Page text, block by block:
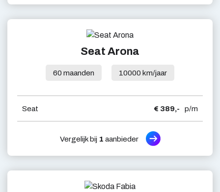
Seat Arona
60 maanden 10000 km/jaar
Seat € 389,- p/m
Vergelijk bij 1 aanbieder